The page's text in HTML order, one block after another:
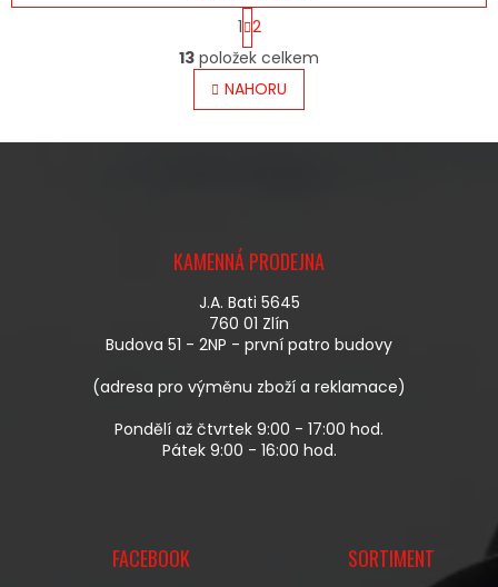
O
V
L
Á
V
K
Y
V
Ý
I
U
S
T
R
Á
N
K
V
1 2
13 položek celkem
NAHORU
KAMENNÁ PRODEJNA
J.A. Bati 5645
760 01 Zlín
Budova 51 - 2NP - první patro budovy
(adresa pro výměnu zboží a reklamace)
Pondělí až čtvrtek 9:00 - 17:00 hod.
Pátek 9:00 - 16:00 hod.
FACEBOOK SORTIMENT